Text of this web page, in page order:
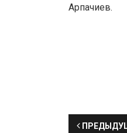
Арпачиев.